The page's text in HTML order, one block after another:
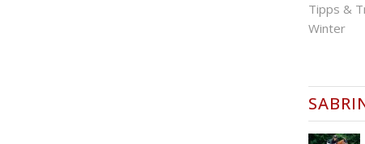
Tipps &
Winter